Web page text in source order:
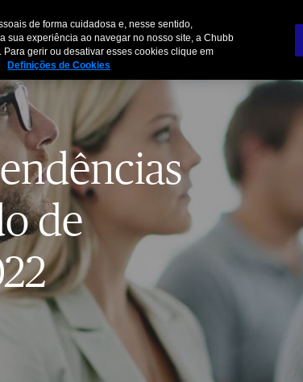
Pessoas e Famílias
de
de forma cuidadosa e, nesse sentido,
sua experiência ao navegar no nosso site, a Chubb
gerir ou desativar esses cookies clique em
Definições de Cookies